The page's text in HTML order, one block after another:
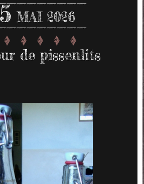
MAI 2026
de pissenlits